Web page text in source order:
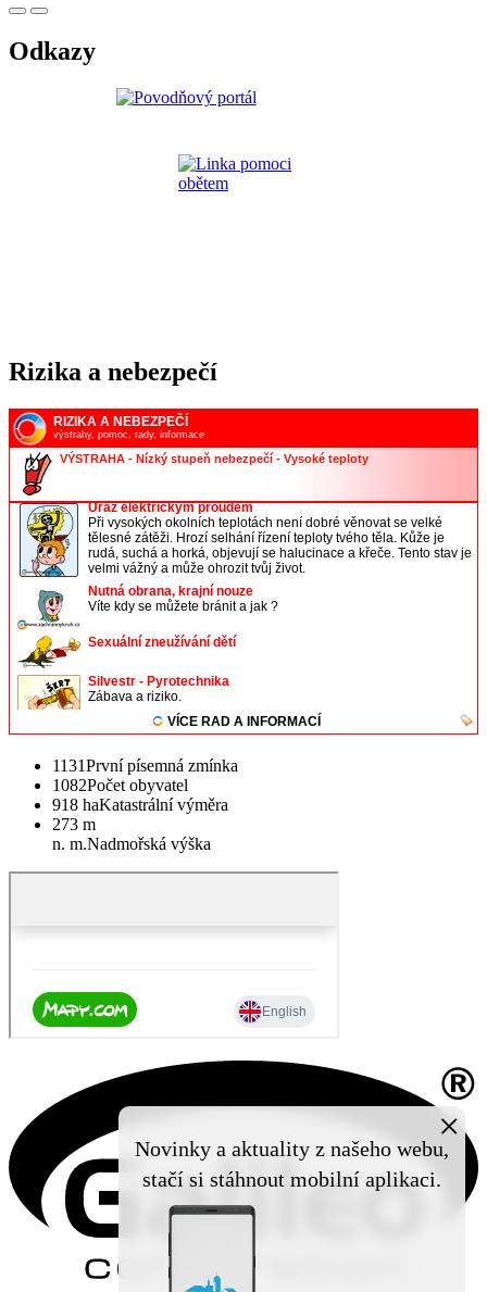
Novinky a aktuality z našeho webu,
stačí si stáhnout mobilní aplikaci.
×
Odkazy
Rizika a nebezpečí
1131První písemná zmínka
1082Počet obyvatel
918 haKatastrální výměra
273 m
n. m.Nadmořská výška